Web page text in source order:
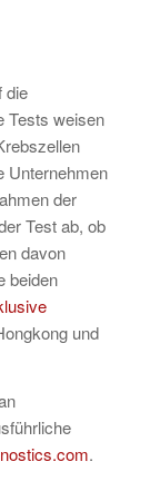
die
Tests weisen
Unternehmen
der
Test ab, ob
davon
beiden
und
.